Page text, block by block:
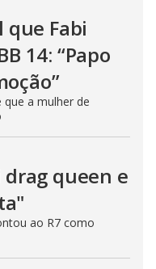
Fabi
14: “Papo
a mulher de
drag queen e
ao R7 como